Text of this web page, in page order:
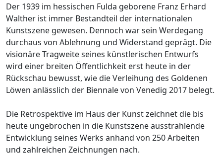
Der 1939 im hessischen Fulda geborene Franz Erhard
Walther ist immer Bestandteil der internationalen
Kunstszene gewesen. Dennoch war sein Werdegang
durchaus von Ablehnung und Widerstand geprägt. Die
visionäre Tragweite seines künstlerischen Entwurfs
wird einer breiten Öffentlichkeit erst heute in der
Rückschau bewusst, wie die Verleihung des Goldenen
Löwen anlässlich der Biennale von Venedig 2017 belegt.
Die Retrospektive im Haus der Kunst zeichnet die bis
heute ungebrochen in die Kunstszene ausstrahlende
Entwicklung seines Werks anhand von 250 Arbeiten
und zahlreichen Zeichnungen nach.